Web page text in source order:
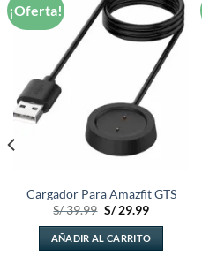
¡Oferta!
Añadir
a la
lista de
deseos
Cargador Para Amazfit GTS
S/39.99 El
original
era:
S/ 39.99.
S/29.99El
actual
es:
S/ 29.99.
AÑADIR AL CARRITO